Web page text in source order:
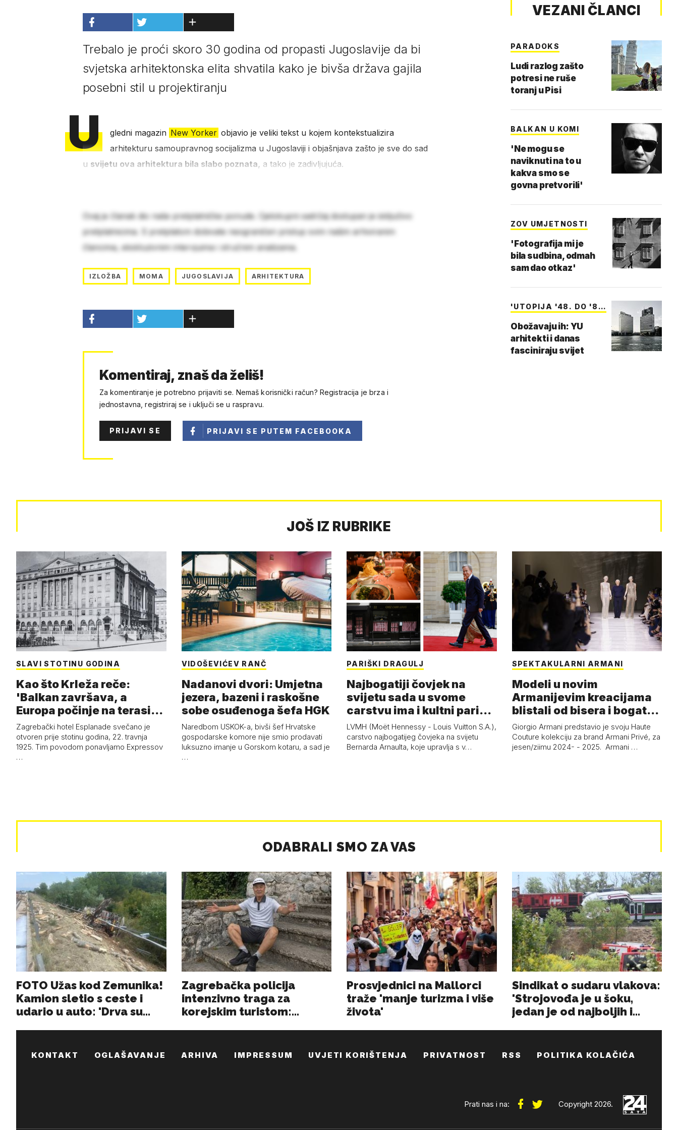
Trebalo je proći skoro 30 godina od propasti Jugoslavije da bi
svjetska arhitektonska elita shvatila kako je bivša država gajila
posebni stil u projektiranju
U gledni magazin New Yorker objavio je veliki tekst u kojem kontekstualizira
arhitekturu samoupravnog socijalizma u Jugoslaviji i objašnjava zašto je sve do sad
u svijetu ova arhitektura bila slabo poznata, a tako je zadivljujuća.
Ovaj je članak dio naše pretplatničke ponude. Cjelokupni sadržaj dostupan je isključivo
pretplatnicima. S pretplatom dobivate neograničen pristup svim našim arhiviranim
člancima, ekskluzivnim intervjuima i stručnim analizama.
IZLOŽBA MOMA JUGOSLAVIJA ARHITEKTURA
Komentiraj, znaš da želiš!
Za komentiranje je potrebno prijaviti se. Nemaš korisnički račun? Registracija je brza i
jednostavna, registriraj se i uključi se u raspravu.
PRIJAVI SE PRIJAVI SE PUTEM FACEBOOKA
VEZANI ČLANCI
PARADOKS
Ludi razlog zašto
potresi ne ruše
toranj u Pisi
BALKAN U KOMI
'Ne mogu se
naviknuti na to u
kakva smo se
govna pretvorili'
ZOV UMJETNOSTI
'Fotografija mi je
bila sudbina, odmah
sam dao otkaz'
'UTOPIJA '48. DO '8…
Obožavaju ih: YU
arhitekti i danas
fasciniraju svijet
JOŠ IZ RUBRIKE
SLAVI STOTINU GODINA
Kao što Krleža reče:
'Balkan završava, a
Europa počinje na terasi
hotela Esplan…
Zagrebački hotel Esplanade svečano je
otvoren prije stotinu godina, 22. travnja
1925. Tim povodom ponavljamo Expressov
…
VIDOŠEVIĆEV RANČ
Nadanovi dvori: Umjetna
jezera, bazeni i raskošne
sobe osuđenoga šefa HGK
Naredbom USKOK-a, bivši šef Hrvatske
gospodarske komore nije smio prodavati
luksuzno imanje u Gorskom kotaru, a sad je
…
PARIŠKI DRAGULJ
Najbogatiji čovjek na
svijetu sada u svome
carstvu ima i kultni pariški
restoran
LVMH (Moët Hennessy - Louis Vuitton S.A.),
carstvo najbogatijeg čovjeka na svijetu
Bernarda Arnaulta, koje upravlja s v…
SPEKTAKULARNI ARMANI
Modeli u novim
Armanijevim kreacijama
blistali od bisera i bogatog
crnog baršuna
Giorgio Armani predstavio je svoju Haute
Couture kolekciju za brand Armani Privé, za
jesen/ziimu 2024- - 2025. Armani …
KONTAKT OGLAŠAVANJE ARHIVA IMPRESSUM UVJETI KORIŠTENJA PRIVATNOST RSS POLITIKA KOLAČIĆA
Prati nas i na: Copyright 2026.